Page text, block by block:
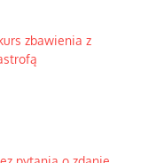
zbawienia z